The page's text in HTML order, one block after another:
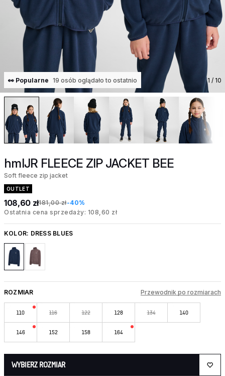
👀 Popularne 19 osób oglądało to ostatnio 1 / 10
hmlJR FLEECE ZIP JACKET BEE
Soft fleece zip jacket
OUTLET
108,60 zł181,00 zł-40%
Ostatnia cena sprzedaży: 108,60 zł
KOLOR: DRESS BLUES
ROZMIAR Przewodnik po rozmiarach
110 116 122 128 134 140
146 152 158 164
WYBIERZ ROZMIAR